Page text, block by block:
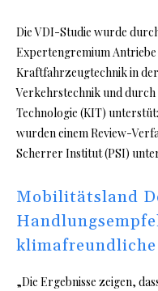
Die VDI-Studie wurde
Expertengremium
Kraftfahrzeugtechnik in
Verkehrstechnik und
Technologie (KIT)
wurden einem Review-
Scherrer Institut (PSI)
Mobilitätsland
„Die Ergebnisse zeigen,